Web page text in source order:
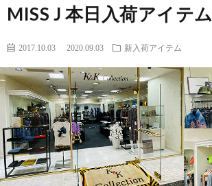
MISS J 本日入荷アイテム
2017.10.03 2020.09.03 新入荷アイテム